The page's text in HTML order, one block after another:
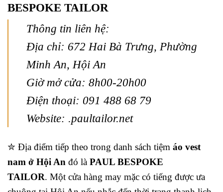
BESPOKE TAILOR
Thông tin liên hệ:
Địa chỉ: 672 Hai Bà Trưng, Phường
Minh An, Hội An
Giờ mở cửa: 8h00-20h00
Điện thoại: 091 488 68 79
Website: .paultailor.net
✮ Địa điểm tiếp theo trong danh sách tiệm áo vest
nam ở Hội An đó là PAUL BESPOKE
TAILOR. Một cửa hàng may mặc có tiếng được ưa